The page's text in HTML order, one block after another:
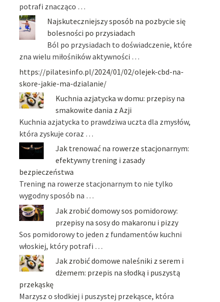
potrafi znacząco …
Najskuteczniejszy sposób na pozbycie się
bolesności po przysiadach
Ból po przysiadach to doświadczenie, które
zna wielu miłośników aktywności …
https://pilatesinfo.pl/2024/01/02/olejek-cbd-na-
skore-jakie-ma-dzialanie/
Kuchnia azjatycka w domu: przepisy na
smakowite dania z Azji
Kuchnia azjatycka to prawdziwa uczta dla zmysłów,
która zyskuje coraz …
Jak trenować na rowerze stacjonarnym:
efektywny trening i zasady
bezpieczeństwa
Trening na rowerze stacjonarnym to nie tylko
wygodny sposób na …
Jak zrobić domowy sos pomidorowy:
przepisy na sosy do makaronu i pizzy
Sos pomidorowy to jeden z fundamentów kuchni
włoskiej, który potrafi …
Jak zrobić domowe naleśniki z serem i
dżemem: przepis na słodką i puszystą
przekąskę
Marzysz o słodkiej i puszystej przekąsce, która